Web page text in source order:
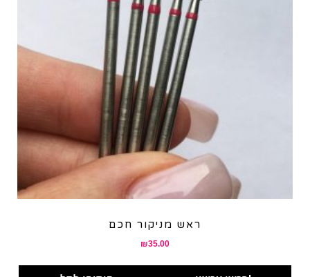
ראש מניקור חכם
₪35.00